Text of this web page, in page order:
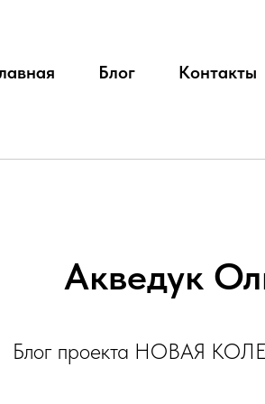
Блог Контакты
Акведук
Блог проекта НОВАЯ